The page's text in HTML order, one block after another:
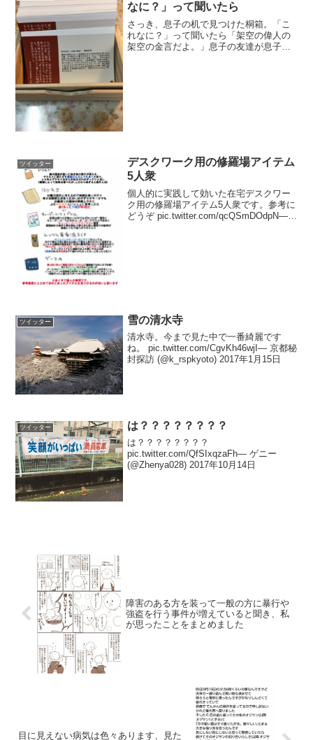
なに？」って聞いたら
さっき、息子の机で見つけた桐箱。「こ
れなに？」って聞いたら「架空の偉人の
架空の金言だよ。」息子の友達が息子の
ツイッター
デスクワーク用の修羅場アイテム
5人衆
個人的に実践して効いた在宅デスクワー
ク用の修羅場アイテム5人衆です。参考に
どうぞ pic.twitter.com/qcQSmDOdpN—
ツイッター 雪の清水寺
清水寺。今まで見た中で一番綺麗です
ね。 pic.twitter.com/CgvKh46wjI— 京都秘
封探訪 (@k_rspkyoto) 2017年1月15日
ツイッター は？？？？？？？？
は？？？？？？？？
pic.twitter.com/QfSIxqzaFh— ゲニー
(@Zhenya028) 2017年10月14日
障害のある方を装って一般の方に暴行や
強盗を行う事件が増えていると聞き、私
が思ったことをまとめました
目に見えない病気は色々あります、見た